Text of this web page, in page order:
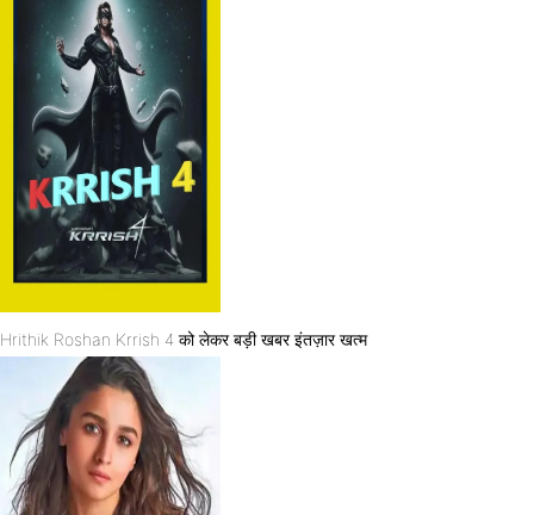
Hrithik Roshan Krrish 4 को लेकर बड़ी खबर इंतज़ार खत्म